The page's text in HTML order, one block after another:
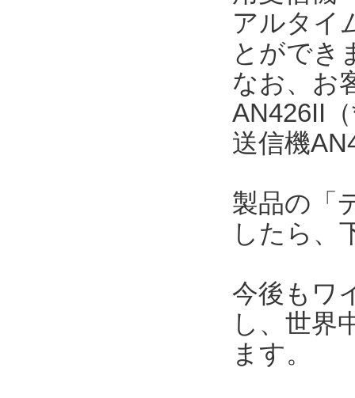
アルタイ
とができ
なお、お
AN426II
送信機
製品の「
したら、
今後もワ
し、世界
ます。